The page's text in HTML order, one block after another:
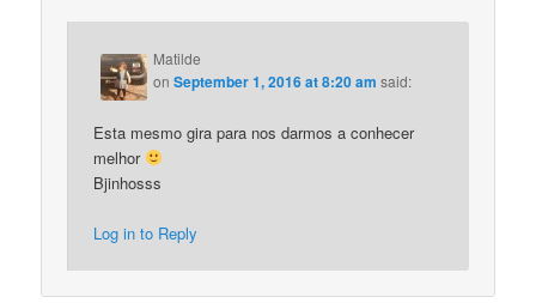
Matilde
onSeptember 1, 2016 at 8:20 am said:
Esta mesmo gira para nos darmos a conhecer
melhor
Bjinhosss
Log in to Reply